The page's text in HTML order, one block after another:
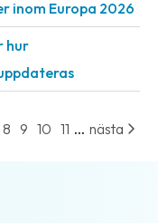
inom Europa 2026
hur
8 9 10 11 ... nästa